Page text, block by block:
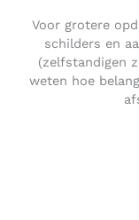
Voor grotere
schilders en
(zelfstandigen
weten hoe